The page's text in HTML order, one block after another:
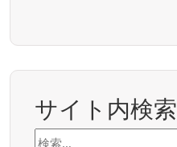
サイト内検索
検